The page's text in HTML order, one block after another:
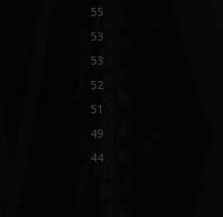
55
53
53
52
51
49
44